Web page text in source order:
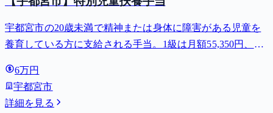
宇都宮市の20歳未満で精神または身体に障害がある児童を
養育している方に支給される手当。1級は月額55,350円、2
6万円
宇都宮市
詳細を見る